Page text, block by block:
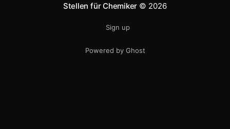
Stellen für Chemiker © 2026
Sign up
Powered by Ghost